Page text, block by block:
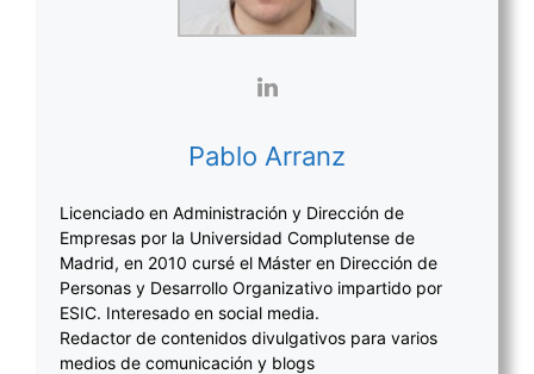
Pablo Arranz
Licenciado en Administración y Dirección de
Empresas por la Universidad Complutense de
Madrid, en 2010 cursé el Máster en Dirección de
Personas y Desarrollo Organizativo impartido por
ESIC. Interesado en social media.
Redactor de contenidos divulgativos para varios
medios de comunicación y blogs